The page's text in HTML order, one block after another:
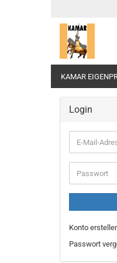
KAMAR
Login
E-
Mail-
Adresse
Passwort
Konto
Passwort